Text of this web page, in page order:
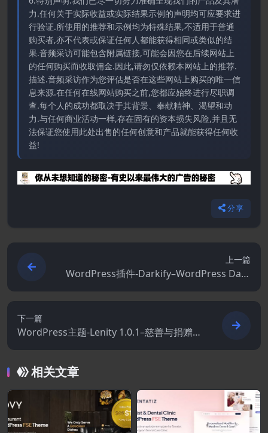
力.任何关于实际收益或实际结果示例的声明均可应要求进
行验证.所使用的推荐和示例均为特殊结果,不适用于普通
购买者,亦不代表或保证任何人都能获得相同或类似的结
果.音频采访可能包含附属链接,可能会因您在后续网站上
的任何购买而收取佣金.因此,请勿仅依赖本网站上的推荐.
描述.音频采访作为您评估是否在这些网站上购买的唯一信
息来源.在任何在线网站购买之前,您都应始终进行尽职调
查.每个人的成功都取决于其背景、奉献精神、渴望和动
力.与任何商业活动一样,存在固有的资本损失风险,并且无
法保证您使用此处出售的任何创意和产品就能获得任何收
益!
分享
上一篇
WordPress插件-Darkify–WordPress Dark
Mode Plugin 1.4.0
下一篇
WordPress主题-Lenity 1.0.1–慈善与捐赠W
ordPress主题
相关文章